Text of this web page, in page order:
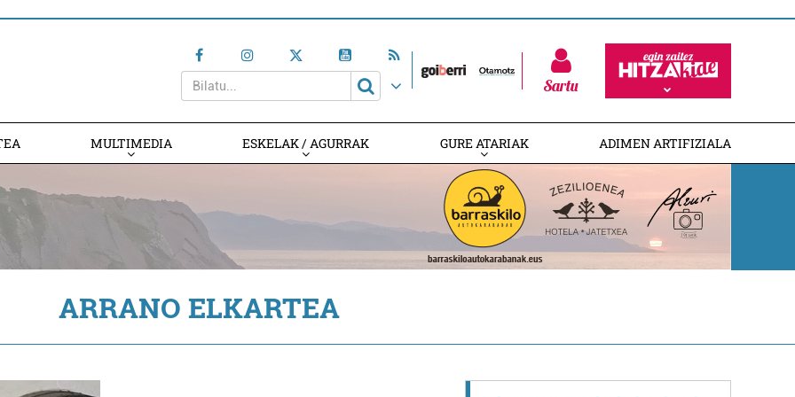
Sartu
MULTIMEDIA ESKELAK / AGURRAK GURE ATARIAK ADIMEN ARTIFIZIALA
ARRANO ELKARTEA